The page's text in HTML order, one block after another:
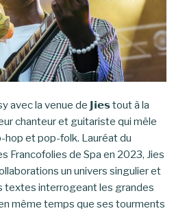
avec la venue de 𝗝𝗶𝗲𝘀 tout à la
chanteur et guitariste qui mêle
hop et pop-folk. Lauréat du
Francofolies de Spa en 2023, Jies
un univers singulier et
textes interrogeant les grandes
même temps que ses tourments